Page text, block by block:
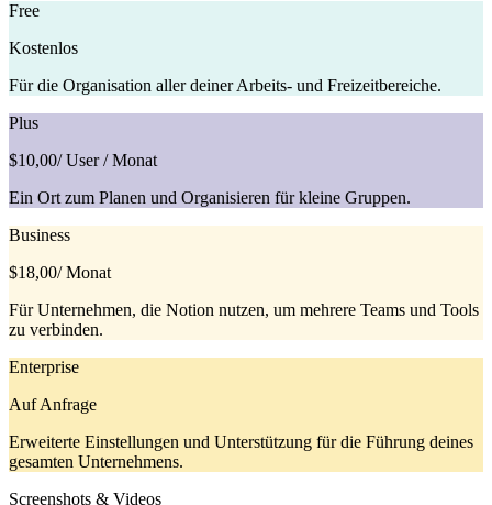
Free
Kostenlos
Für die Organisation aller deiner Arbeits- und Freizeitbereiche.
Plus
$10,00/ User / Monat
Ein Ort zum Planen und Organisieren für kleine Gruppen.
Business
$18,00/ Monat
Für Unternehmen, die Notion nutzen, um mehrere Teams und Tools
zu verbinden.
Enterprise
Auf Anfrage
Erweiterte Einstellungen und Unterstützung für die Führung deines
gesamten Unternehmens.
Screenshots & Videos